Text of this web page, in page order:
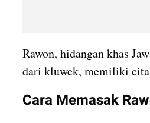
Rawon, hidangan khas
dari kluwek, memiliki cita
Cara Memasak